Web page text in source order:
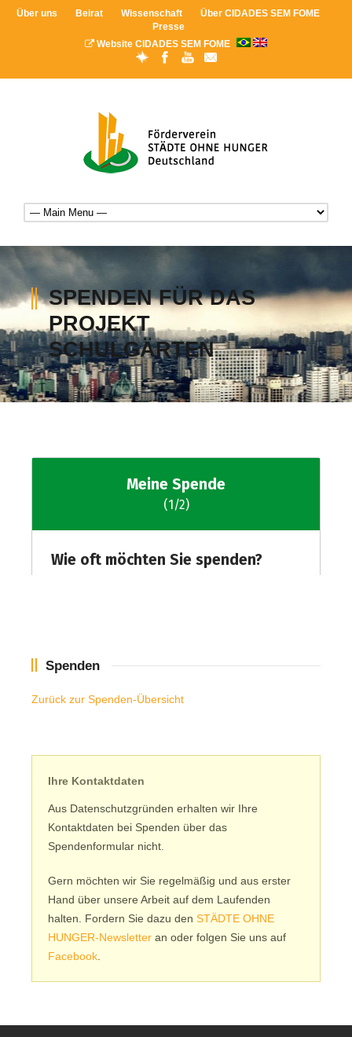
Über uns Beirat Wissenschaft
Über CIDADES SEM FOME
Presse
Website CIDADES SEM FOME
SPENDEN FÜR DAS
PROJEKT
SCHULGÄRTEN
Spenden
Zurück zur Spenden-Übersicht
Ihre Kontaktdaten
Aus Datenschutzgründen erhalten wir Ihre
Kontaktdaten bei Spenden über das
Spendenformular nicht.
Gern möchten wir Sie regelmäßig und aus erster
Hand über unsere Arbeit auf dem Laufenden
halten. Fordern Sie dazu den STÄDTE OHNE
HUNGER-Newsletter an oder folgen Sie uns auf
Facebook